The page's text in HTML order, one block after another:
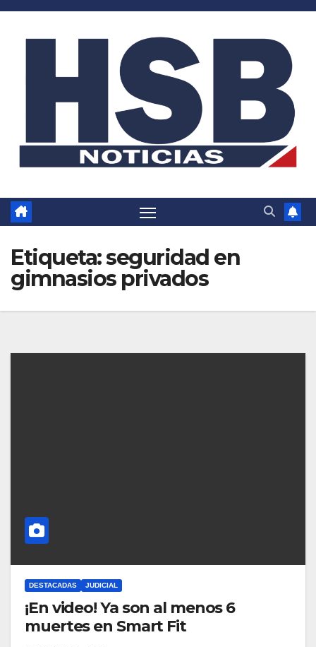
Saltar
Etiqueta:seguridad en
gimnasios privados
DESTACADAS JUDICIAL
¡En video! Ya son al menos 6
muertes en Smart Fit